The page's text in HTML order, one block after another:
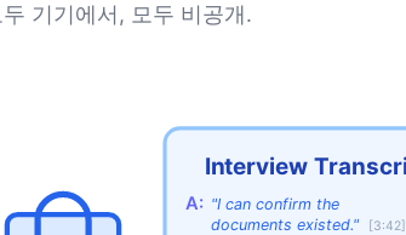
기기에서, 모두 비공개.
Interview
A: "I can confirm the
documents existed." [3:42]